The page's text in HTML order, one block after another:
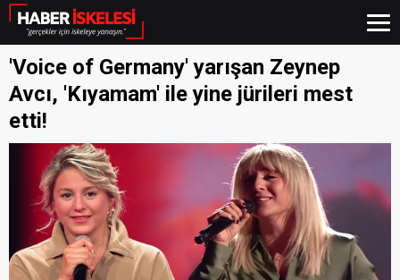
'Voice of Germany' yarışan Zeynep
Avcı, 'Kıyamam' ile yine jürileri mest
etti!